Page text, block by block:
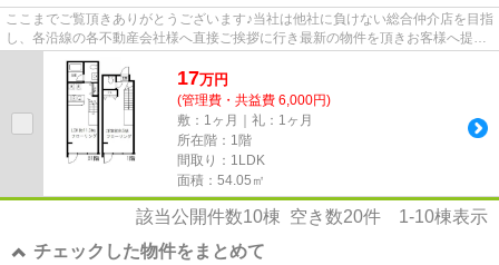
ここまでご覧頂きありがとうございます♪当社は他社に負けない総合仲介店を目指
し、各沿線の各不動産会社様へ直接ご挨拶に行き最新の物件を頂きお客様へ提供
しております！最新の情報は...
17万円
(管理費・共益費 6,000円)
敷：1ヶ月｜礼：1ヶ月
所在階：1階
間取り：1LDK
面積：54.05㎡
該当公開件数10棟 空き数20件 1-10棟表示
チェックした物件をまとめて